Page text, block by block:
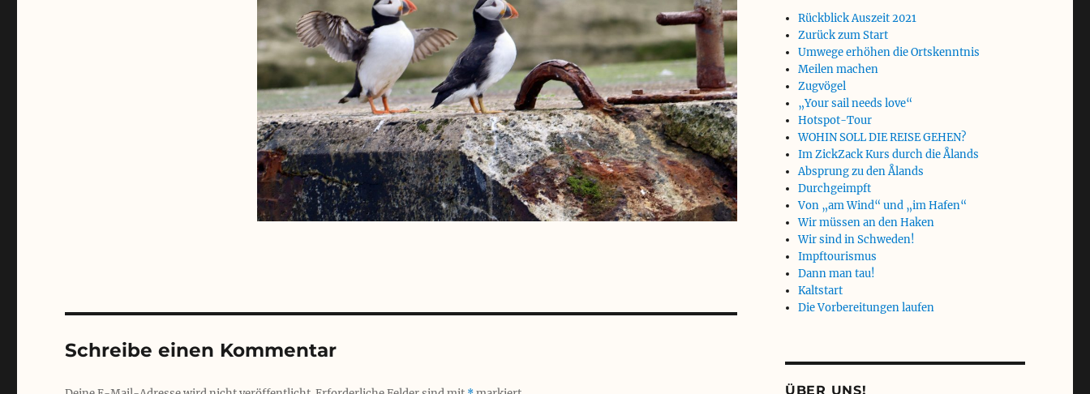
Schreibe einen Kommentar
Rückblick Auszeit 2021
Zurück zum Start
Umwege erhöhen die Ortskenntnis
Meilen machen
Zugvögel
„Your sail needs love“
Hotspot-Tour
WOHIN SOLL DIE REISE GEHEN?
Im ZickZack Kurs durch die Ålands
Absprung zu den Ålands
Durchgeimpft
Von „am Wind“ und „im Hafen“
Wir müssen an den Haken
Wir sind in Schweden!
Impftourismus
Dann man tau!
Kaltstart
Die Vorbereitungen laufen
ÜBER UNS!